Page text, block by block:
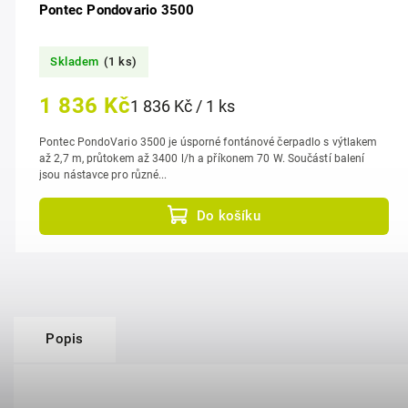
Pontec Pondovario 3500
Skladem (1 ks)
1 836 Kč1 836 Kč / 1 ks
Do košíku
Pontec PondoVario 3500 je úsporné fontánové čerpadlo s výtlakem
až 2,7 m, průtokem až 3400 l/h a příkonem 70 W. Součástí balení
jsou nástavce pro různé...
Popis